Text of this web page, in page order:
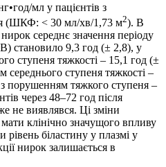
мл у пацієнтів з
(ШКФ: < 30 мл/хв/1,73 м2). В
середнє значення періоду
становило 9,3 год (± 2,8), у
ступеня тяжкості – 15,1 год (±
середнього ступеня тяжкості –
порушенням тяжкого ступеня –
через 48–72 год після
не виявлявся. Ці зміни
клінічно значущого впливу
рівень біластину у плазмі у
нирок залишається в